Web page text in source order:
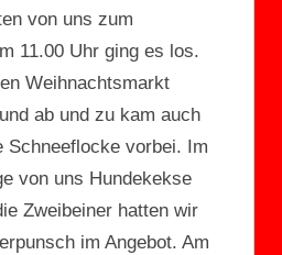
von uns zum
11.00 Uhr ging es los.
Weihnachtsmarkt
ab und zu kam auch
Schneeflocke vorbei. Im
von uns Hundekekse
Zweibeiner hatten wir
im Angebot. Am